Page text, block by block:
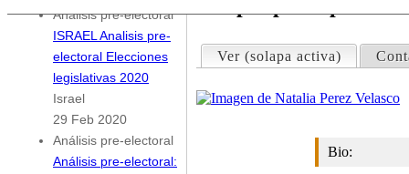
Ver (solapa activa)
Bio:
Análisis pre-electoral
ISRAEL Analisis pre-
electoral Elecciones
legislativas 2020
Israel
29 Feb 2020
Análisis pre-electoral
Análisis pre-electoral: